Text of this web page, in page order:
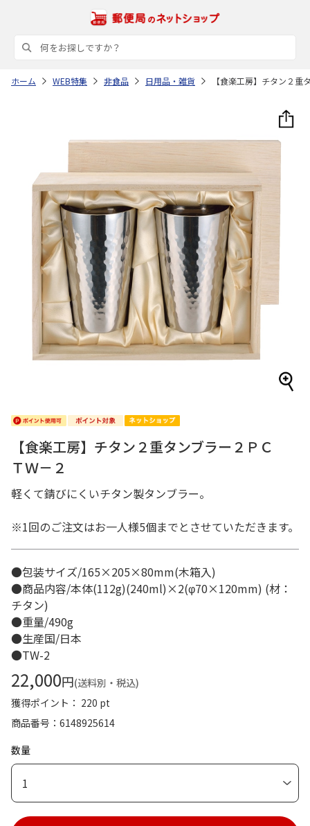
ホーム WEB特集 非食品 日用品・雑貨 【食楽工房】チタン２
【食楽工房】チタン２重タンブラー２ＰＣ
ＴＷ－２
軽くて錆びにくいチタン製タンブラー。
※1回のご注文はお一人様5個までとさせていただきます。
●包装サイズ/165×205×80mm(木箱入)
●商品内容/本体(112g)(240ml)×2(φ70×120mm) (材：
チタン)
●重量/490g
●生産国/日本
●TW-2
22,000円(送料別・税込)
獲得ポイント： 220 pt
商品番号
6148925614
数量
1